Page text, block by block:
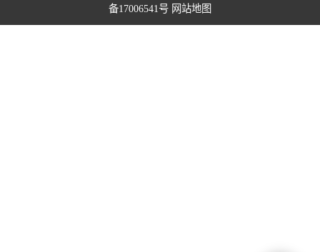
备17006541号 网站地图
音乐喷泉